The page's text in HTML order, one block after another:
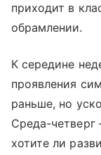
приходит в
обрамлении.
К середине
проявления
раньше, но
Среда-
хотите ли